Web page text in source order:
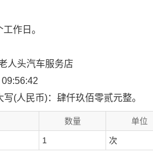
作日。
人头汽车服务店
(人民币)：肆仟玖佰零贰元整。
数量 单位
1 次